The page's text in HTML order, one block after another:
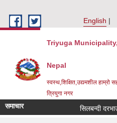
English
Triyuga
Nepal
स्वस्थ,शिक्षित,उद्यमशील हाम्रो
त्रियुगा नगर
समाचार सिलबन्दी